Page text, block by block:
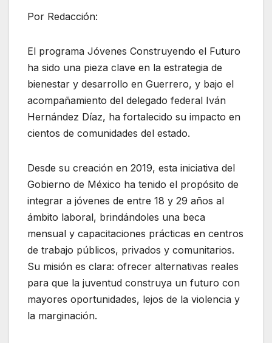
Por Redacción:
El programa Jóvenes Construyendo el Futuro
ha sido una pieza clave en la estrategia de
bienestar y desarrollo en Guerrero, y bajo el
acompañamiento del delegado federal Iván
Hernández Díaz, ha fortalecido su impacto en
cientos de comunidades del estado.
Desde su creación en 2019, esta iniciativa del
Gobierno de México ha tenido el propósito de
integrar a jóvenes de entre 18 y 29 años al
ámbito laboral, brindándoles una beca
mensual y capacitaciones prácticas en centros
de trabajo públicos, privados y comunitarios.
Su misión es clara: ofrecer alternativas reales
para que la juventud construya un futuro con
mayores oportunidades, lejos de la violencia y
la marginación.